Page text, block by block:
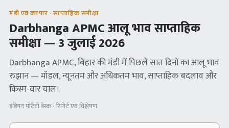
मंडी एवं व्यापार · साप्ताहिक समीक्षा
Darbhanga APMCआलू भाव साप्ताहिक
समीक्षा — 3 जुलाई 2026
Darbhanga APMC, बिहारकी मंडी में पिछले सात दिनों का आलू भाव
रुझान — मॉडल, न्यूनतम और अधिकतम भाव, साप्ताहिक बदलाव और
किस्म-वार चाल।
इंडियन पोटैटो डेस्क · रिपोर्ट एवं विश्लेषण